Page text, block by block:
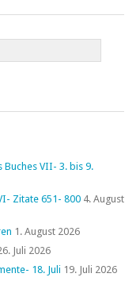
VII- 3. bis 9.
Zitate 651- 800 4. August
1. August 2026
Juli 2026
18. Juli 19. Juli 2026